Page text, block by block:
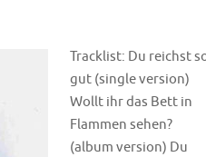
Tracklist: Du reichst
gut (single version)
Wollt ihr das Bett in
Flammen sehen?
(album version) Du